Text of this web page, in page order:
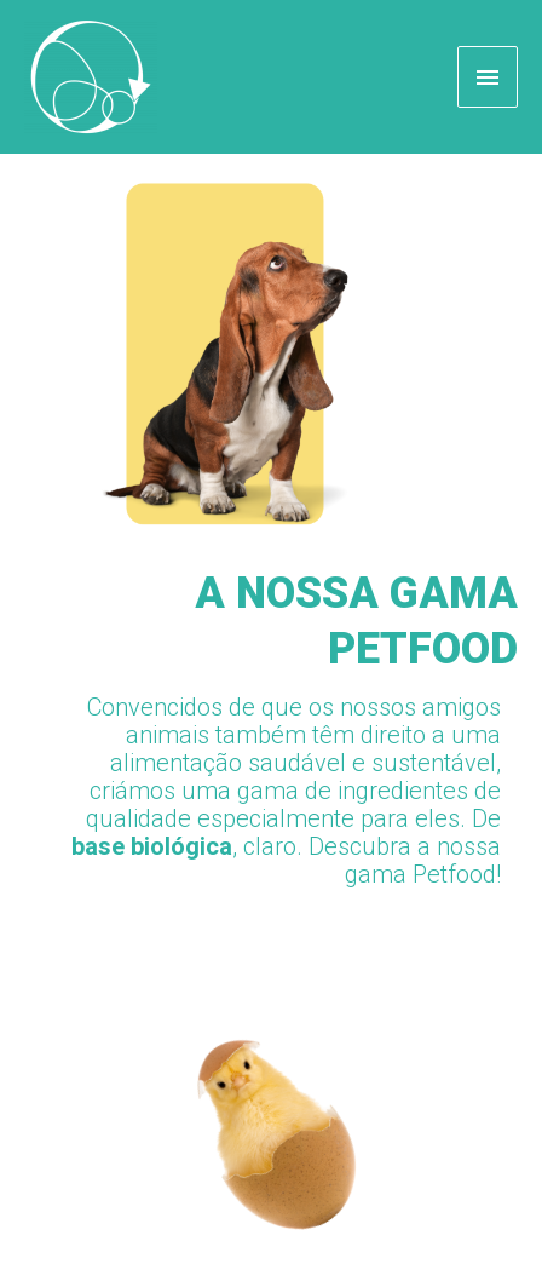
A NOSSA GAMA
PETFOOD
Convencidos de que os nossos amigos
animais também têm direito a uma
alimentação saudável e sustentável,
criámos uma gama de ingredientes de
qualidade especialmente para eles. De
base biológica, claro. Descubra a nossa
gama Petfood!